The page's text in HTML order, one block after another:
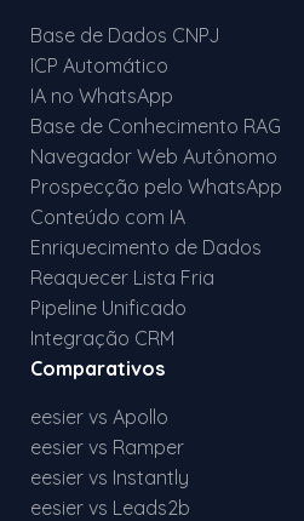
Base de Dados CNPJ
ICP Automático
IA no WhatsApp
Base de Conhecimento RAG
Navegador Web Autônomo
Prospecção pelo WhatsApp
Conteúdo com IA
Enriquecimento de Dados
Reaquecer Lista Fria
Pipeline Unificado
Integração CRM
Comparativos
eesier vs Apollo
eesier vs Ramper
eesier vs Instantly
eesier vs Leads2b